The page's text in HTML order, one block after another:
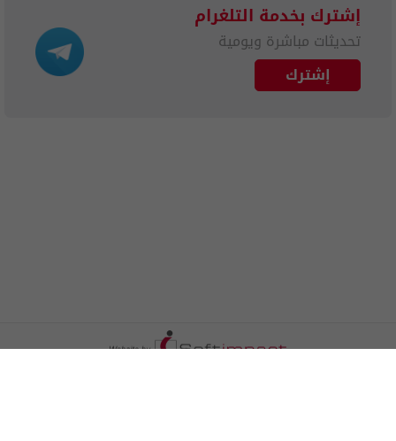
إشترك بخدمة التلغرام
تحديثات مباشرة ويومية
إشترك